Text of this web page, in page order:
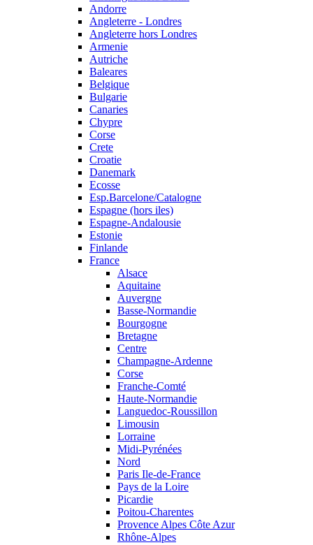
Andorre
Angleterre - Londres
Angleterre hors Londres
Armenie
Autriche
Baleares
Belgique
Bulgarie
Canaries
Chypre
Corse
Crete
Croatie
Danemark
Ecosse
Esp.Barcelone/Catalogne
Espagne (hors iles)
Espagne-Andalousie
Estonie
Finlande
France
Alsace
Aquitaine
Auvergne
Basse-Normandie
Bourgogne
Bretagne
Centre
Champagne-Ardenne
Corse
Franche-Comté
Haute-Normandie
Languedoc-Roussillon
Limousin
Lorraine
Midi-Pyrénées
Nord
Paris Ile-de-France
Pays de la Loire
Picardie
Poitou-Charentes
Provence Alpes Côte Azur
Rhône-Alpes